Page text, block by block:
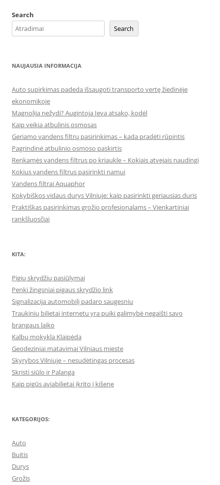
Search
Search
NAUJAUSIA INFORMACIJA
Auto supirkimas padeda išsaugoti transporto vertę žiedinėje
ekonomikoje
Magnolija nežydi? Augintoja Ieva atsako, kodėl
Kaip veikia atbulinis osmosas
Geriamo vandens filtrų pasirinkimas – kada pradėti rūpintis
Pagrindinė atbulinio osmoso paskirtis
Renkamės vandens filtrus po kriaukle – Kokiais atvejais naudingi
Kokius vandens filtrus pasirinkti namui
Vandens filtrai Aquaphor
Kokybiškos vidaus durys Vilniuje: kaip pasirinkti geriausias duris
Praktiškas pasirinkimas grožio profesionalams – Vienkartiniai
rankšluosčiai
KITA:
Pigių skrydžių pasiūlymai
Penki žingsniai pigaus skrydžio link
Signalizacija automobilį padaro saugesniu
Traukinių bilietai internetu yra puiki galimybė negaišti savo
brangaus laiko
Kalbų mokykla Klaipėda
Geodeziniai matavimai Vilniaus mieste
Skyrybos Vilniuje – nesudėtingas procesas
Skristi siūlo ir Palanga
Kaip pigūs aviabilietai įkrito į kišenę
KATEGORIJOS:
Auto
Buitis
Durys
Grožis